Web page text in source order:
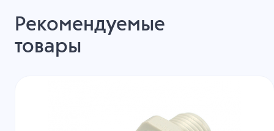
Рекомендуемые
товары